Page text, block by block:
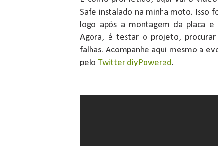
Safe instalado na minha moto. Isso
logo após a montagem da placa
Agora, é testar o projeto, procurar
falhas. Acompanhe aqui mesmo a
peloTwitter diyPowered.